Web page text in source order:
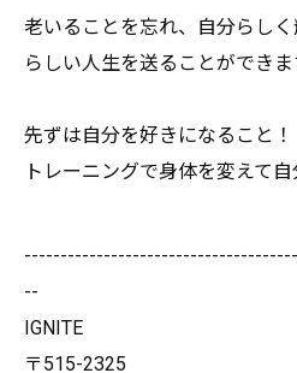
老いることを忘れ、自分らしく
らしい人生を送ることができま
先ずは自分を好きになること！
トレーニングで身体を変えて
--
IGNITE
〒515-2325